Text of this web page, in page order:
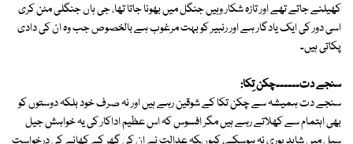
کھیلنے جاتے تھے اور تازہ شکار وہیں جنگل میں بھونا جاتا تھا، جی ہاں جنگلی مٹن کری
اسی دور کی ایک یادگار ہے اور رنبیر کو بہت مرغوب ہے بالخصوص جب وہ ان کی دادی
پکاتی ہیں۔
سنجے دت۔۔۔۔۔۔چکن تِکا:
سنجے دت ہمیشہ سے چکن تکا کے شوقین رہے ہیں اور نہ صرف خود بلکہ دوستوں کو
بھی اہتمام سے کھلاتے رہے ہیں مگر افسوس کہ اس عظیم اداکار کی یہ خواہش جیل